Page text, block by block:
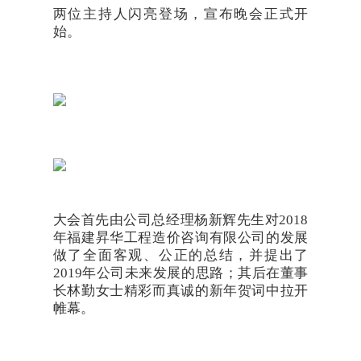
两位主持人闪亮登场，宣布晚会正式开
始。
大会首先由公司总经理杨新辉先生对2018
年福建昇华工程造价咨询有限公司的发展
做了全面客观、公正的总结，并提出了
2019年公司未来发展的思路；其后在董事
长林勤女士精彩而真诚的新年贺词中拉开
帷幕。